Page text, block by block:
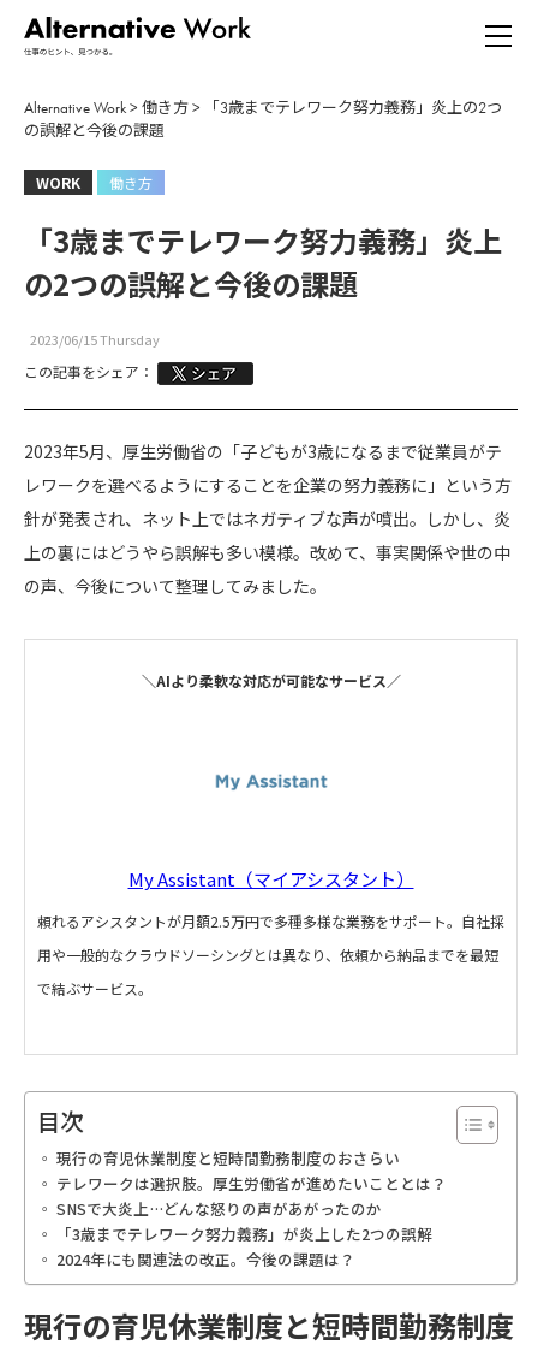
Alternative Work> 働き方>
「3歳までテレワーク努力義務」炎上の2つ
の誤解と今後の課題
WORK 働き方
「3歳までテレワーク努力義務」炎上
の2つの誤解と今後の課題
2023/06/15 Thursday
この記事をシェア：
2023年5月、厚生労働省の「子どもが3歳になるまで従業員がテ
レワークを選べるようにすることを企業の努力義務に」という方
針が発表され、ネット上ではネガティブな声が噴出。しかし、炎
上の裏にはどうやら誤解も多い模様。改めて、事実関係や世の中
の声、今後について整理してみました。
＼AIより柔軟な対応が可能なサービス／
My Assistant（マイアシスタント）
頼れるアシスタントが月額2.5万円で多種多様な業務をサポート。自社採
用や一般的なクラウドソーシングとは異なり、依頼から納品までを最短
で結ぶサービス。
目次
現行の育児休業制度と短時間勤務制度のおさらい
テレワークは選択肢。厚生労働省が進めたいこととは？
SNSで大炎上…どんな怒りの声があがったのか
「3歳までテレワーク努力義務」が炎上した2つの誤解
2024年にも関連法の改正。今後の課題は？
現行の育児休業制度と短時間勤務制度